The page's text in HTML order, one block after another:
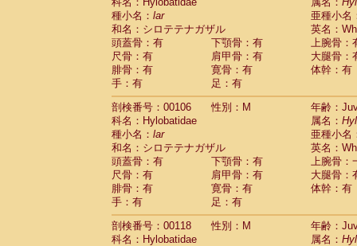
種小名： lar
亜種小名
和名：シロテテナガザル
英名：
頭蓋骨：有
下顎骨：有
上腕骨：
尺骨：有
肩甲骨：有
大腿骨：
腓骨：有
寛骨：有
体幹：有
手：有
足：有
剖検番号：00106
性別：M
年齢：
科名：Hylobatidae
属名：
種小名： lar
亜種小名
和名：シロテテナガザル
英名：
頭蓋骨：有
下顎骨：有
上腕骨：
尺骨：有
肩甲骨：有
大腿骨：
腓骨：有
寛骨：有
体幹：有
手：有
足：有
剖検番号：00118
性別：M
年齢：
科名：Hylobatidae
属名：